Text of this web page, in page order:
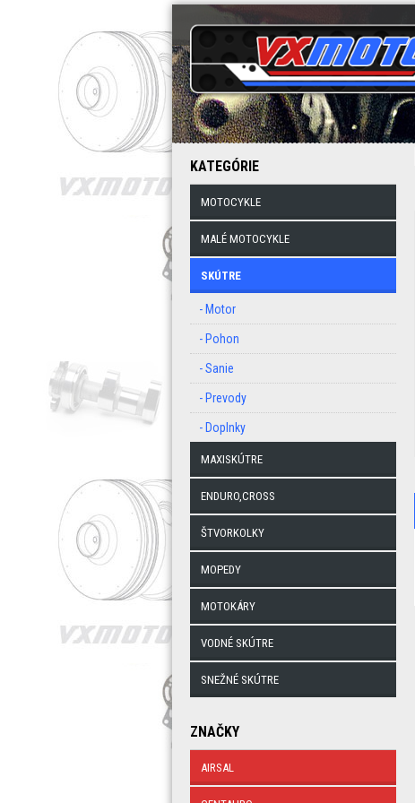
KATEGÓRIE
MOTOCYKLE
MALÉ MOTOCYKLE
SKÚTRE
- Motor
- Pohon
- Sanie
- Prevody
- Doplnky
MAXISKÚTRE
ENDURO,CROSS
ŠTVORKOLKY
MOPEDY
MOTOKÁRY
VODNÉ SKÚTRE
SNEŽNÉ SKÚTRE
ZNAČKY
AIRSAL